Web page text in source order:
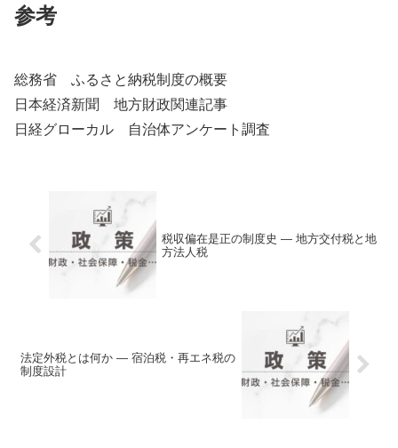
参考
総務省 ふるさと納税制度の概要
日本経済新聞 地方財政関連記事
日経グローカル 自治体アンケート調査
税収偏在是正の制度史 ― 地方交付税と地
方法人税
法定外税とは何か ― 宿泊税・再エネ税の
制度設計